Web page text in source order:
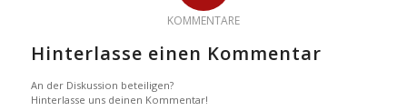
KOMMENTARE
Hinterlasse einen Kommentar
An der Diskussion beteiligen?
Hinterlasse uns deinen Kommentar!